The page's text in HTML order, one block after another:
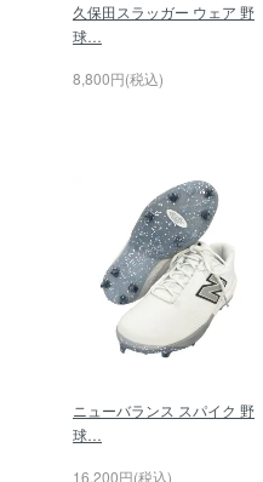
久保田スラッガー ウェア 野
球…
8,800円(税込)
ニューバランス スパイク 野
球…
16,200円(税込)